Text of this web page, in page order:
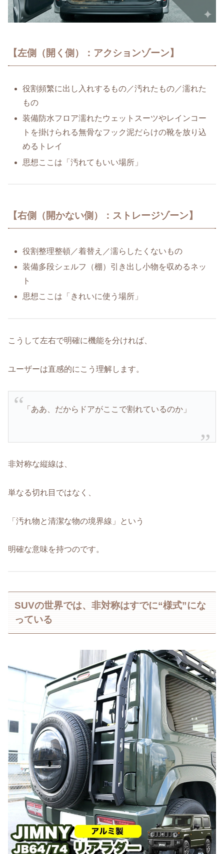
【左側（開く側）：アクションゾーン】
役割頻繁に出し入れするもの／汚れたもの／濡れた
もの
装備防水フロア濡れたウェットスーツやレインコー
トを掛けられる無骨なフック泥だらけの靴を放り込
めるトレイ
思想ここは「汚れてもいい場所」
【右側（開かない側）：ストレージゾーン】
役割整理整頓／着替え／濡らしたくないもの
装備多段シェルフ（棚）引き出し小物を収めるネッ
ト
思想ここは「きれいに使う場所」
こうして左右で明確に機能を分ければ、
ユーザーは直感的にこう理解します。
「ああ、だからドアがここで割れているのか」
非対称な縦線は、
単なる切れ目ではなく、
「汚れ物と清潔な物の境界線」という
明確な意味を持つのです。
SUVの世界では、非対称はすでに“様式”にな
っている